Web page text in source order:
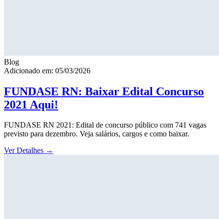
Blog
Adicionado em: 05/03/2026
FUNDASE RN: Baixar Edital Concurso
2021 Aqui!
FUNDASE RN 2021: Edital de concurso público com 741 vagas
previsto para dezembro. Veja salários, cargos e como baixar.
Ver Detalhes →